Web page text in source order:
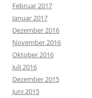
Februar 2017
Januar 2017
Dezember 2016
November 2016
Oktober 2016
Juli 2016
Dezember 2015
Juni 2015